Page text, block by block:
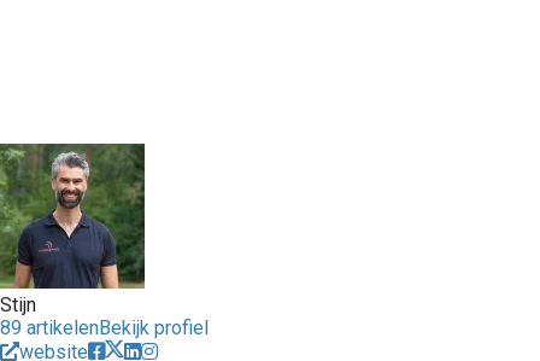
Stijn
89 artikelenBekijk profiel
website